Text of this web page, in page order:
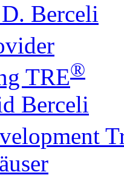
Berceli
TRE®
Berceli